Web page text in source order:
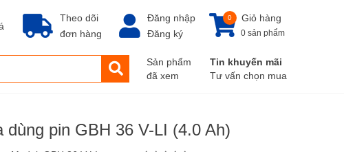
Theo dõi
đơn hàng
Đăng nhập
Đăng ký
Giỏ hàng
0
0 sản phẩm
Sản phẩm
đã xem
Tin khuyến mãi
Tư vấn chọn mua
dùng pin GBH 36 V-LI (4.0 Ah)